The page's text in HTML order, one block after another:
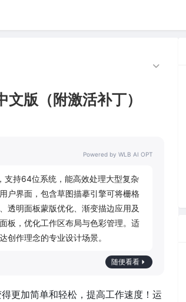
版（附激活补丁）
Powered by WLB AI OPT
支持64位系统，能高效处理大型复杂
户界面，包含草图描摹引擎可将栅格
透明面板蒙版优化、渐变描边应用及
板，优化工作区布局与色彩管理。适
创作理念的专业设计场景。
随便看看
更加简单和轻松，提高工作速度！运